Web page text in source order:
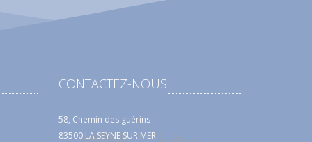
CONTACTEZ-NOUS
58, Chemin des guérins
83500 LA SEYNE SUR MER